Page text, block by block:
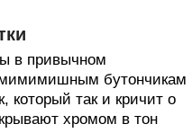
в привычном
бутончикам
который так и кричит о
хромом в тон